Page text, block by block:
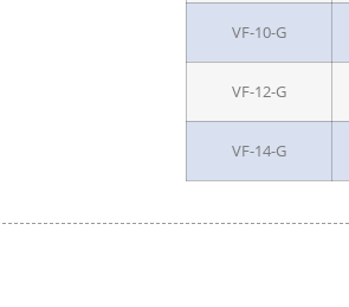
VF-10-G
VF-12-G
VF-14-G